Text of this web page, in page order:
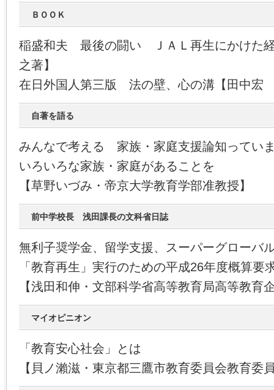
ＢＯＯＫ
稲盛和夫 最後の闘い ＪＡＬ再生にかけた
之著】
在日外国人第三版 法の壁、心の溝【田中宏
自著を語る
みんなで考える 家族・家庭支援論知ってい
いろいろな家族・家庭があることを
【草野いづみ・帝京大学教育学部准教授】
前中学校長 浅田課長の文科省日誌
無利子奨学金、留学支援、スーパーグローバ
「教育再生」実行のための平成26年度概算要
【浅田和伸・文部科学省高等教育局高等教育
マイオピニオン
「教育安心社会」とは
【貝ノ瀨滋・東京都三鷹市教育委員会教育委